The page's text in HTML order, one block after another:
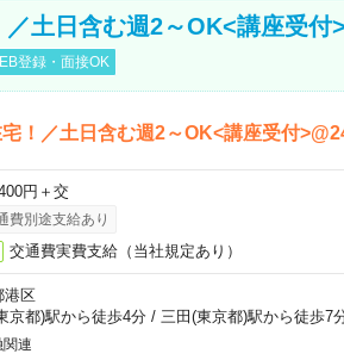
土日含む週2～OK<講座受付
登録・面接OK
！／土日含む週2～OK<講座受付
円＋交
費別途支給あり
交通費実費支給（当社規定あり）
港区
京都)駅から徒歩4分/ 三田(東京都)駅から徒歩7
関連